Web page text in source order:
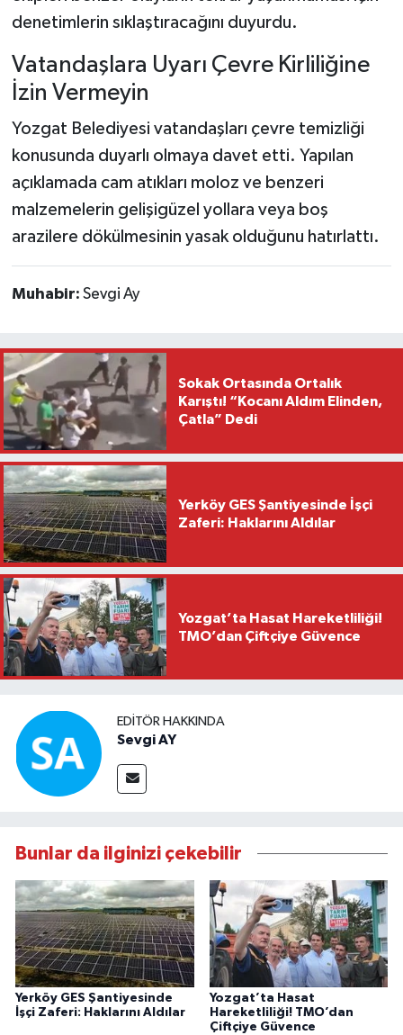
denetimlerin sıklaştıracağını duyurdu.
Vatandaşlara Uyarı Çevre Kirliliğine
İzin Vermeyin
Yozgat Belediyesi vatandaşları çevre temizliği
konusunda duyarlı olmaya davet etti. Yapılan
açıklamada cam atıkları moloz ve benzeri
malzemelerin gelişigüzel yollara veya boş
arazilere dökülmesinin yasak olduğunu hatırlattı.
Muhabir: Sevgi Ay
Sokak Ortasında Ortalık
Karıştı! “Kocanı Aldım Elinden,
Çatla” Dedi
Yerköy GES Şantiyesinde İşçi
Zaferi: Haklarını Aldılar
Yozgat’ta Hasat Hareketliliği!
TMO’dan Çiftçiye Güvence
EDITÖR HAKKINDA
Sevgi AY
Bunlar da ilginizi çekebilir
Yerköy GES Şantiyesinde
İşçi Zaferi: Haklarını Aldılar
Yozgat’ta Hasat
Hareketliliği! TMO’dan
Çiftçiye Güvence